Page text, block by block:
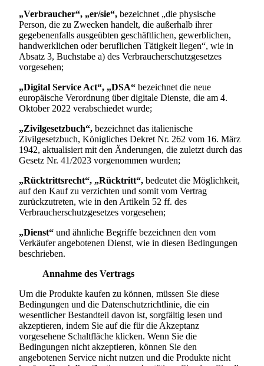
„Verbraucher“, „er/sie“, bezeichnet „die physische
Person, die zu Zwecken handelt, die außerhalb ihrer
gegebenenfalls ausgeübten geschäftlichen, gewerblichen,
handwerklichen oder beruflichen Tätigkeit liegen“, wie in
Absatz 3, Buchstabe a) des Verbraucherschutzgesetzes
vorgesehen;
„Digital Service Act“, „DSA“ bezeichnet die neue
europäische Verordnung über digitale Dienste, die am 4.
Oktober 2022 verabschiedet wurde;
„Zivilgesetzbuch“, bezeichnet das italienische
Zivilgesetzbuch, Königliches Dekret Nr. 262 vom 16. März
1942, aktualisiert mit den Änderungen, die zuletzt durch das
Gesetz Nr. 41/2023 vorgenommen wurden;
„Rücktrittsrecht“, „Rücktritt“, bedeutet die Möglichkeit,
auf den Kauf zu verzichten und somit vom Vertrag
zurückzutreten, wie in den Artikeln 52 ff. des
Verbraucherschutzgesetzes vorgesehen;
„Dienst“ und ähnliche Begriffe bezeichnen den vom
Verkäufer angebotenen Dienst, wie in diesen Bedingungen
beschrieben.
Annahme des Vertrags
Um die Produkte kaufen zu können, müssen Sie diese
Bedingungen und die Datenschutzrichtlinie, die ein
wesentlicher Bestandteil davon ist, sorgfältig lesen und
akzeptieren, indem Sie auf die für die Akzeptanz
vorgesehene Schaltfläche klicken. Wenn Sie die
Bedingungen nicht akzeptieren, können Sie den
angebotenen Service nicht nutzen und die Produkte nicht